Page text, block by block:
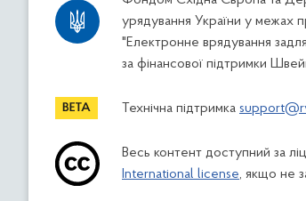
урядування України у межах
"Електронне врядування задля
за фінансової підтримки
Технічна підтримка
Весь контент доступний за
International license, якщо не